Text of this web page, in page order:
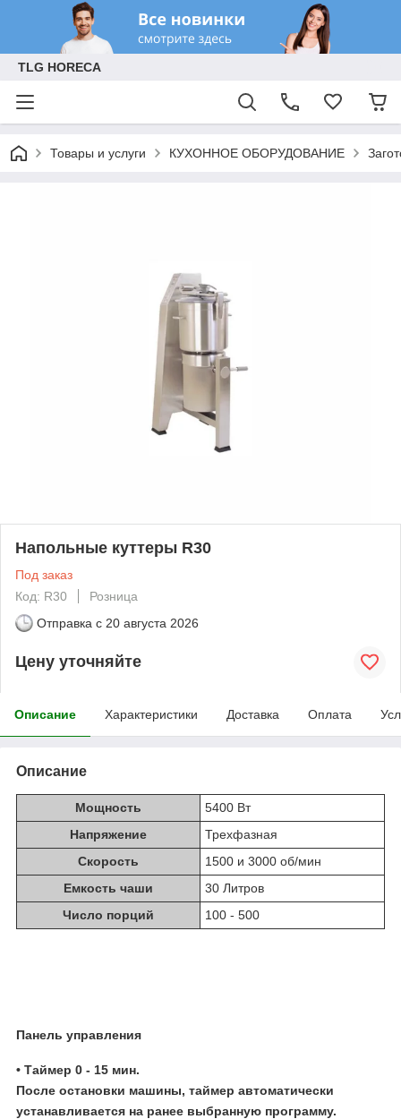
TLG HORECA
Товары и услуги КУХОННОЕ ОБОРУДОВАНИЕ
Напольные куттеры R30
Под заказ
Код: R30
Розница
Отправка с 20 августа 2026
Цену уточняйте
Описание Характеристики Доставка Оплата
Описание
Мощность
5400 Вт
Напряжение
Трехфазная
Скорость
1500 и 3000 об/мин
Емкость чаши
30 Литров
Число порций
100 - 500
Панель управления
• Таймер 0 - 15 мин.
После остановки машины, таймер автоматически
устанавливается на ранее выбранную программу.